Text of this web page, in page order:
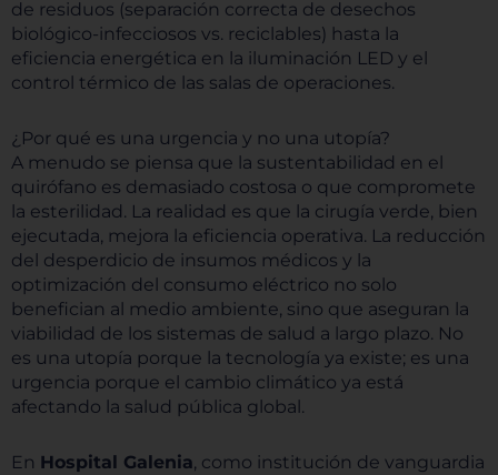
de residuos (separación correcta de desechos
biológico-infecciosos vs. reciclables) hasta la
eficiencia energética en la iluminación LED y el
control térmico de las salas de operaciones.
¿Por qué es una urgencia y no una utopía?
A menudo se piensa que la sustentabilidad en el
quirófano es demasiado costosa o que compromete
la esterilidad. La realidad es que la cirugía verde, bien
ejecutada, mejora la eficiencia operativa. La reducción
del desperdicio de insumos médicos y la
optimización del consumo eléctrico no solo
benefician al medio ambiente, sino que aseguran la
viabilidad de los sistemas de salud a largo plazo. No
es una utopía porque la tecnología ya existe; es una
urgencia porque el cambio climático ya está
afectando la salud pública global.
En Hospital Galenia, como institución de vanguardia